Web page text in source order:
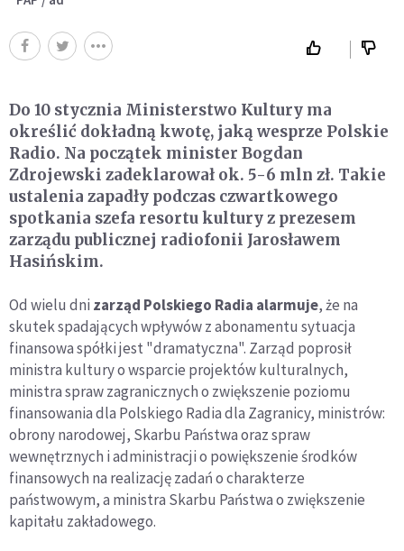
Do 10 stycznia Ministerstwo Kultury ma
określić dokładną kwotę, jaką wesprze Polskie
Radio. Na początek minister Bogdan
Zdrojewski zadeklarował ok. 5-6 mln zł. Takie
ustalenia zapadły podczas czwartkowego
spotkania szefa resortu kultury z prezesem
zarządu publicznej radiofonii Jarosławem
Hasińskim.
Od wielu dni zarząd Polskiego Radia alarmuje, że na
skutek spadających wpływów z abonamentu sytuacja
finansowa spółki jest "dramatyczna". Zarząd poprosił
ministra kultury o wsparcie projektów kulturalnych,
ministra spraw zagranicznych o zwiększenie poziomu
finansowania dla Polskiego Radia dla Zagranicy, ministrów:
obrony narodowej, Skarbu Państwa oraz spraw
wewnętrznych i administracji o powiększenie środków
finansowych na realizację zadań o charakterze
państwowym, a ministra Skarbu Państwa o zwiększenie
kapitału zakładowego.